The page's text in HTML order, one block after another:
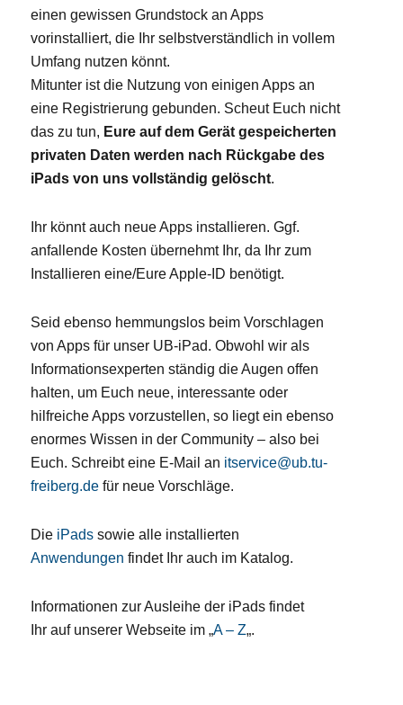
einen gewissen Grundstock an Apps
vorinstalliert, die Ihr selbstverständlich in vollem
Umfang nutzen könnt.
Mitunter ist die Nutzung von einigen Apps an
eine Registrierung gebunden. Scheut Euch nicht
das zu tun, Eure auf dem Gerät gespeicherten
privaten Daten werden nach Rückgabe des
iPads von uns vollständig gelöscht.
Ihr könnt auch neue Apps installieren. Ggf.
anfallende Kosten übernehmt Ihr, da Ihr zum
Installieren eine/Eure Apple-ID benötigt.
Seid ebenso hemmungslos beim Vorschlagen
von Apps für unser UB-iPad. Obwohl wir als
Informationsexperten ständig die Augen offen
halten, um Euch neue, interessante oder
hilfreiche Apps vorzustellen, so liegt ein ebenso
enormes Wissen in der Community – also bei
Euch. Schreibt eine E-Mail an itservice@ub.tu-
freiberg.de für neue Vorschläge.
Die iPads sowie alle installierten
Anwendungen findet Ihr auch im Katalog.
Informationen zur Ausleihe der iPads findet
Ihr auf unserer Webseite im „A – Z„.